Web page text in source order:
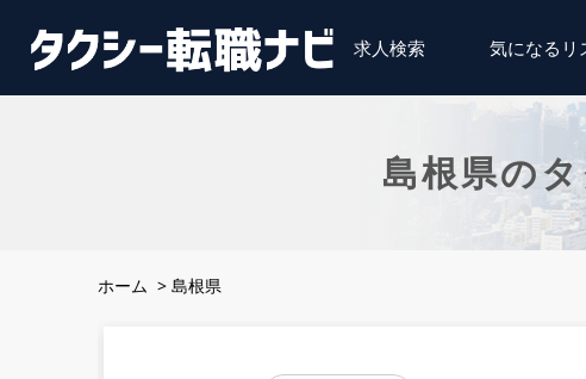
求人検索 気になるリ
島根県の
ホーム > 島根県